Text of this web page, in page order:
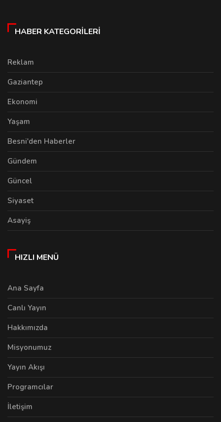
HABER KATEGORILERI
Reklam
Gaziantep
Ekonomi
Yaşam
Besni'den Haberler
Gündem
Güncel
Siyaset
Asayiş
HIZLI MENÜ
Ana Sayfa
Canlı Yayın
Hakkımızda
Misyonumuz
Yayın Akışı
Programcılar
İletişim